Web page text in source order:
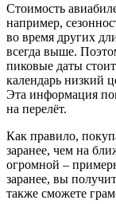
Стоимость
например,
во время других
всегда выше.
пиковые даты
календарь низкий
Эта информация
на перелёт.
Как правило,
заранее, чем на
огромной –
заранее, вы
также сможете